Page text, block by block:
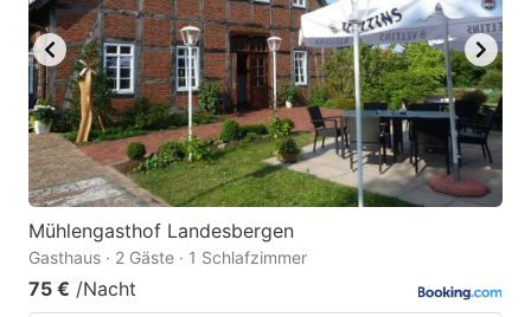
Mühlengasthof Landesbergen
Gasthaus · 2 Gäste · 1 Schlafzimmer
75 € /Nacht